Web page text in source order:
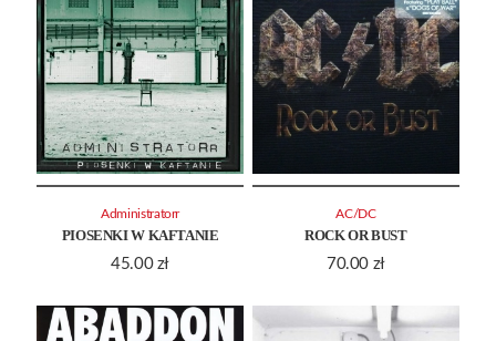
PIOSENKI W KAFTANIE
45.00 zł
Administratorr
ROCK OR BUST
70.00 zł
AC/DC